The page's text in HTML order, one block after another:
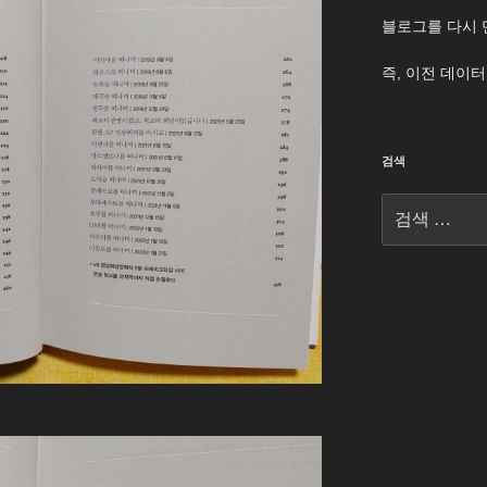
블로그를 다시
즉, 이전 데이
검색
색: